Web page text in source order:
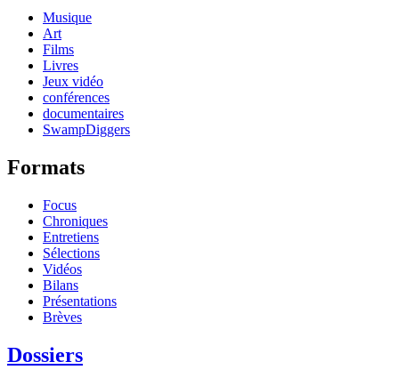
Musique
Art
Films
Livres
Jeux vidéo
conférences
documentaires
SwampDiggers
Formats
Focus
Chroniques
Entretiens
Sélections
Vidéos
Bilans
Présentations
Brèves
Dossiers